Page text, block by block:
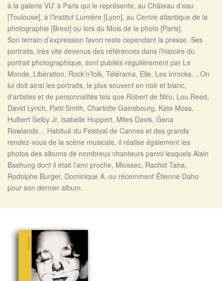
à la galerie VU’ à Paris qui le représente, au Château d’eau
[Toulouse], à l’Institut Lumière [Lyon], au Centre atlantique de la
photographie [Brest] ou lors du Mois de la photo [Paris].
Son terrain d’expression favori reste cependant la presse. Ses
portraits, très vite devenus des références dans l’histoire du
portrait photographique, sont publiés régulièrement par Le
Monde, Libération, Rock’n’folk, Télérama, Elle, Les Inrocks… On
lui doit ainsi les portraits, le plus souvent en noir et blanc,
d’artistes et de personnalités tels que Robert de Niro, Lou Reed,
David Lynch, Patti Smith, Charlotte Gainsbourg, Kate Moss,
Hulbert Selby Jr, Isabelle Huppert, Miles Davis, Gena
Rowlands… Habitué du Festival de Cannes et des grands
rendez-vous de la scène musicale, il réalise également les
photos des albums de nombreux chanteurs parmi lesquels Alain
Bashung dont il était l’ami proche, Miossec, Rachid Taha,
Rodolphe Burger, Dominique A. ou récemment Étienne Daho
pour son dernier album.